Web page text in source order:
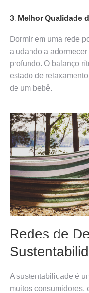
3. Melhor Qualidade
Dormir em uma rede
ajudando a
profundo. O balanço
estado de
de um bebê.
Redes de
A sustentabilidade é
muitos consumidores,